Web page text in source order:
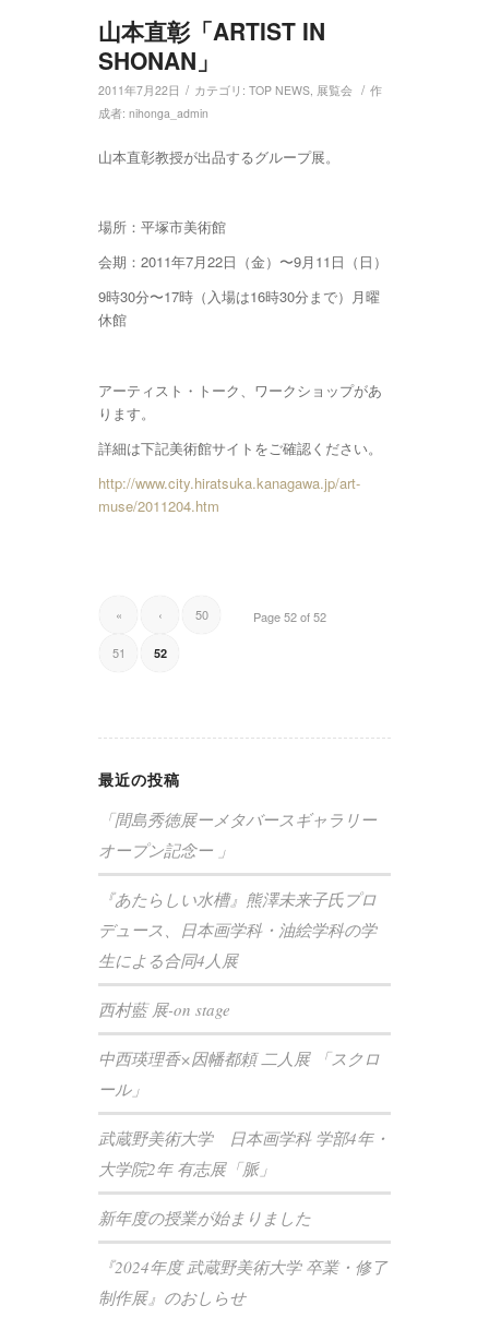
山本直彰「ARTIST IN
SHONAN」
2011年7月22日 / カテゴリ: TOP NEWS, 展覧会 / 作
成者: nihonga_admin
山本直彰教授が出品するグループ展。
場所：平塚市美術館
会期：2011年7月22日（金）〜9月11日（日）
9時30分〜17時（入場は16時30分まで）月曜
休館
アーティスト・トーク、ワークショップがあ
ります。
詳細は下記美術館サイトをご確認ください。
http://www.city.hiratsuka.kanagawa.jp/art-
muse/2011204.htm
Page 52 of 52
« ‹ 50
51 52
最近の投稿
「間島秀徳展ーメタバースギャラリー
オープン記念ー 」
『あたらしい水槽』熊澤未来子氏プロ
デュース、日本画学科・油絵学科の学
生による合同4人展
西村藍 展-on stage
中西瑛理香×因幡都頼 二人展 「スクロ
ール」
武蔵野美術大学 日本画学科 学部4年・
大学院2年 有志展「脈」
新年度の授業が始まりました
『2024年度 武蔵野美術大学 卒業・修了
制作展』のおしらせ